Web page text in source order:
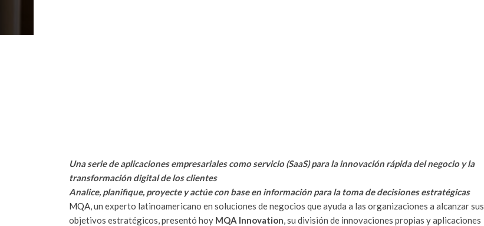
Una serie de aplicaciones empresariales como servicio (SaaS) para la innovación rápida del negocio y la
transformación digital de los clientes
Analice, planifique, proyecte y actúe con base en información para la toma de decisiones estratégicas
MQA, un experto latinoamericano en soluciones de negocios que ayuda a las organizaciones a alcanzar sus
objetivos estratégicos, presentó hoy MQA Innovation, su división de innovaciones propias y aplicaciones